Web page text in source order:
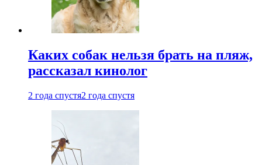
Каких собак нельзя брать на пляж,
рассказал кинолог
2 года спустя2 года спустя